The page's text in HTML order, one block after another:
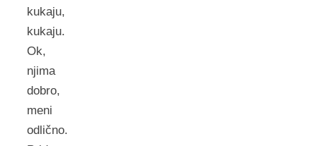
kukaju,
kukaju.
Ok,
njima
dobro,
meni
odlično.